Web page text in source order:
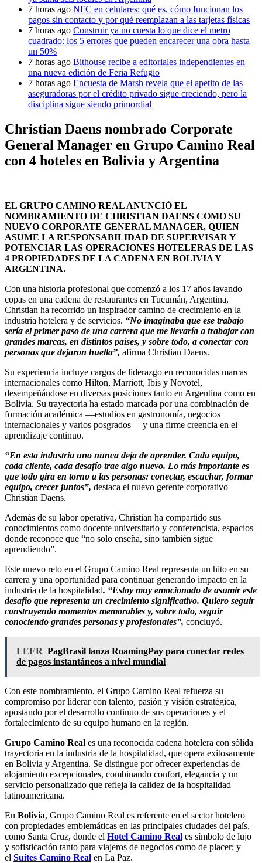
7 horas ago NFC en celulares: qué es, cómo funcionan los
pagos sin contacto y por qué reemplazan a las tarjetas físicas
7 horas ago Construir ya no cuesta lo que dice el metro
cuadrado: los 5 errores que pueden encarecer una obra hasta
un 50%
7 horas ago Bithouse recibe a editoriales independientes en
una nueva edición de Feria Refugio
7 horas ago Encuesta de Marsh revela que el apetito de las
aseguradoras por el crédito privado sigue creciendo, pero la
disciplina sigue siendo primordial
Christian Daens nombrado Corporate
General Manager en Grupo Camino Real
con 4 hoteles en Bolivia y Argentina
EL GRUPO CAMINO REAL ANUNCIÓ EL
NOMBRAMIENTO DE CHRISTIAN DAENS COMO SU
NUEVO CORPORATE GENERAL MANAGER, QUIEN
ASUME LA RESPONSABILIDAD DE SUPERVISAR Y
POTENCIAR LAS OPERACIONES HOTELERAS DE LAS
4 PROPIEDADES DE LA CADENA EN BOLIVIA Y
ARGENTINA.
Con una historia profesional que comenzó a los 17 años lavando
copas en una cadena de restaurantes en Tucumán, Argentina,
Christian ha recorrido un inspirador camino de crecimiento en la
industria hotelera y de servicios. “No imaginaba que ese trabajo
sería el primer paso de una carrera que me llevaría a trabajar con
grandes marcas, en distintos países, y sobre todo, a conectar con
personas que dejaron huella”, afirma Christian Daens.
Su experiencia incluye cargos de liderazgo en reconocidas marcas
internacionales como Hilton, Marriott, Ibis y Novotel,
desempeñándose en diversas posiciones tanto en Argentina como en
Bolivia. Su trayectoria ha estado marcada por una combinación de
formación académica —estudios en gastronomía, negocios
internacionales y varios posgrados— y una firme creencia en el
aprendizaje continuo.
“En esta industria uno nunca deja de aprender. Cada equipo,
cada cliente, cada desafío trae algo nuevo. Lo más importante es
que todo gira en torno a las personas: conectar, escuchar, formar
equipo, crecer juntos”, destaca el nuevo gerente corporativo
Christian Daens.
Además de su labor operativa, Christian ha compartido sus
conocimientos como docente universitario y conferencista, espacios
donde reconoce que “no solo enseña, sino también sigue
aprendiendo”.
Este nuevo reto en el Grupo Camino Real representa un hito en su
carrera y una oportunidad para continuar generando impacto en la
industria de la hospitalidad. “Estoy muy emocionado de asumir este
desafío que representa un crecimiento significativo. Quiero seguir
construyendo momentos memorables y, sobre todo, seguir
conociendo grandes personas y profesionales”, concluyó.
LEER PagBrasil lanza RoamingPay para conectar redes
de pagos instantáneos a nivel mundial
Con este nombramiento, el Grupo Camino Real refuerza su
compromiso por liderar con talento, pasión y visión estratégica,
apostando por el desarrollo continuo de sus operaciones y el
fortalecimiento de su equipo humano en la región.
Grupo Camino Real es una reconocida cadena hotelera con sólida
trayectoria en la industria de la hospitalidad, que opera exitosamente
en Bolivia y Argentina. Se distingue por ofrecer experiencias de
alojamiento excepcionales, combinando confort, elegancia y un
servicio personalizado que refleja la calidez de la hospitalidad
latinoamericana.
En Bolivia, Grupo Camino Real es referente en el sector hotelero
con propiedades emblemáticas en las principales ciudades del país,
como Santa Cruz, donde el Hotel Camino Real es símbolo de lujo
y sofisticación tanto para viajeros de negocios como de placer; y
el Suites Camino Real en La Paz.